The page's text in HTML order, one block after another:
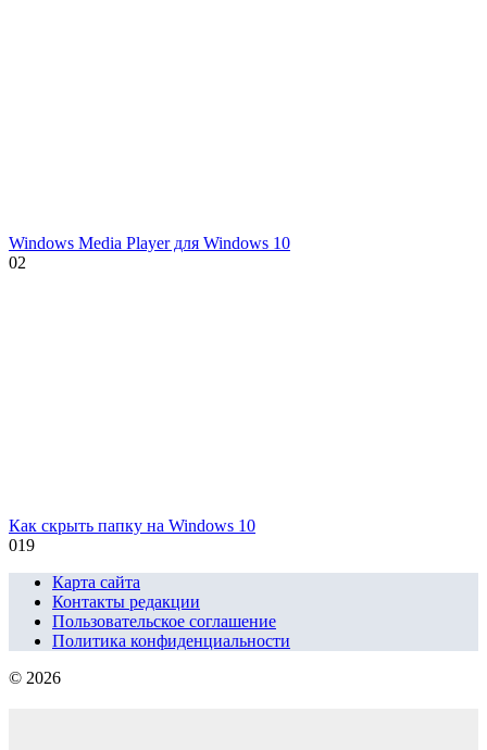
Windows Media Player для Windows 10
02
Как скрыть папку на Windows 10
019
Карта сайта
Контакты редакции
Пользовательское соглашение
Политика конфиденциальности
© 2026